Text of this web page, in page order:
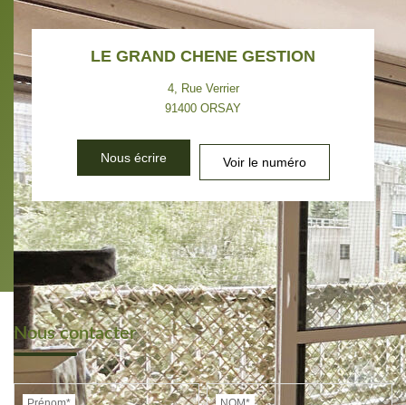
LE GRAND CHENE GESTION
4, Rue Verrier
91400 ORSAY
Nous écrire Voir le numéro
Nous contacter